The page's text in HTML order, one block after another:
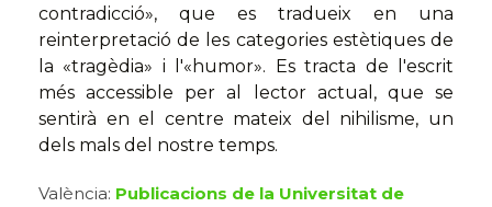
contradicció», que es tradueix en una
reinterpretació de les categories estètiques de
la «tragèdia» i l'«humor». Es tracta de l'escrit
més accessible per al lector actual, que se
sentirà en el centre mateix del nihilisme, un
dels mals del nostre temps.
València: Publicacions de la Universitat de